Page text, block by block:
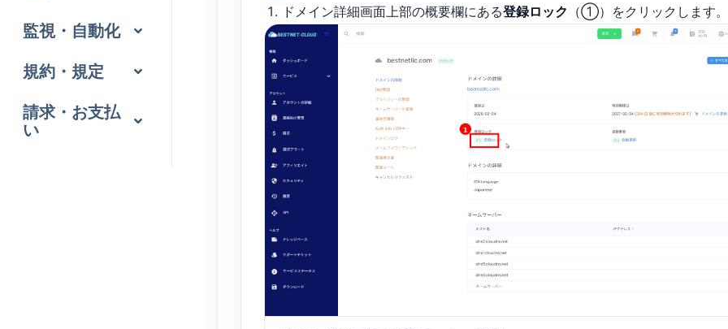
監視・自動化
規約・規定
請求・お支払
い
ドメイン詳細画面上部の概要欄にある登録ロック （①）をクリックします。